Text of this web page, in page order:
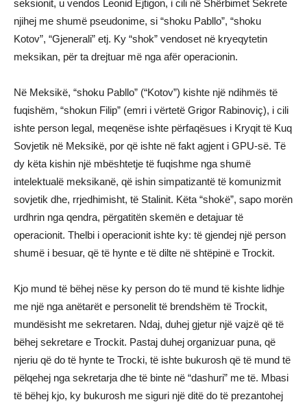
seksionit, u vendos Leonid Ejtigon, i cili në Shërbimet Sekrete
njihej me shumë pseudonime, si “shoku Pabllo”, “shoku
Kotov”, “Gjenerali” etj. Ky “shok” vendoset në kryeqytetin
meksikan, për ta drejtuar më nga afër operacionin.
Në Meksikë, “shoku Pabllo” (“Kotov”) kishte një ndihmës të
fuqishëm, “shokun Filip” (emri i vërtetë Grigor Rabinoviç), i cili
ishte person legal, meqenëse ishte përfaqësues i Kryqit të Kuq
Sovjetik në Meksikë, por që ishte në fakt agjent i GPU-së. Të
dy këta kishin një mbështetje të fuqishme nga shumë
intelektualë meksikanë, që ishin simpatizantë të komunizmit
sovjetik dhe, rrjedhimisht, të Stalinit. Këta “shokë”, sapo morën
urdhrin nga qendra, përgatitën skemën e detajuar të
operacionit. Thelbi i operacionit ishte ky: të gjendej një person
shumë i besuar, që të hynte e të dilte në shtëpinë e Trockit.
Kjo mund të bëhej nëse ky person do të mund të kishte lidhje
me një nga anëtarët e personelit të brendshëm të Trockit,
mundësisht me sekretaren. Ndaj, duhej gjetur një vajzë që të
bëhej sekretare e Trockit. Pastaj duhej organizuar puna, që
njeriu që do të hynte te Trocki, të ishte bukurosh që të mund të
pëlqehej nga sekretarja dhe të binte në “dashuri” me të. Mbasi
të bëhej kjo, ky bukurosh me siguri një ditë do të prezantohej